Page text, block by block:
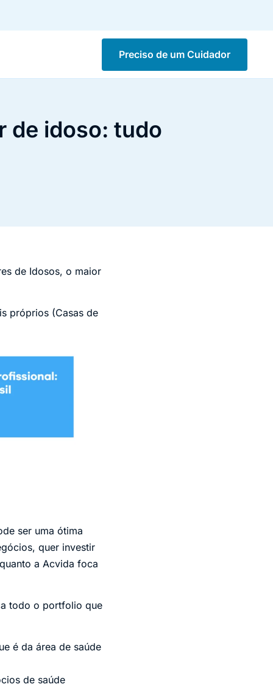
Preciso de um Cuidador
de idoso: tudo
de Idosos, o maior
próprios (Casas de
ser uma ótima
quer investir
a Acvida foca
todo o portfolio que
é da área de saúde
de saúde